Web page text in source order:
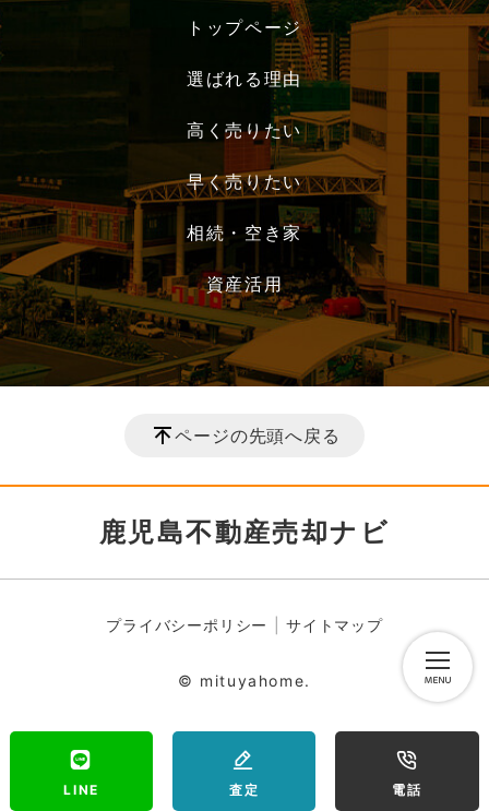
LINE 査定 電話
トップページ
選ばれる理由
高く売りたい
早く売りたい
相続・空き家
資産活用
ページの先頭へ戻る
鹿児島不動産売却ナビ
プライバシーポリシー サイトマップ
© mituyahome.